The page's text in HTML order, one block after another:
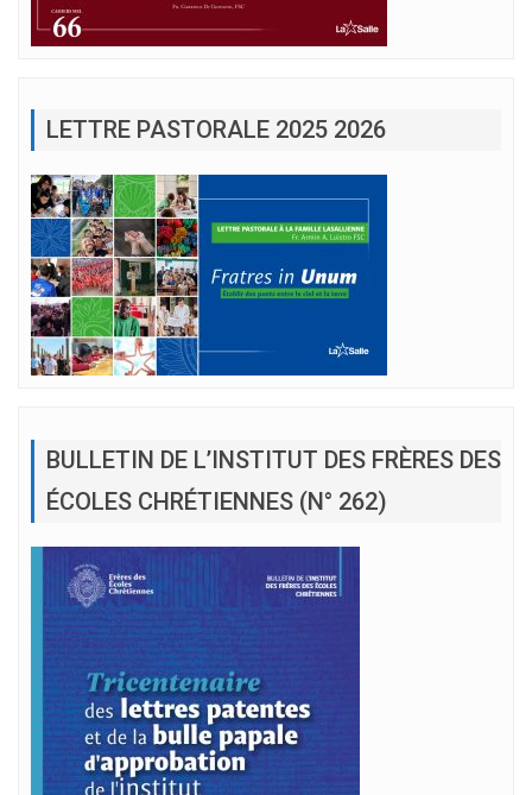
LETTRE PASTORALE 2025 2026
BULLETIN DE L’INSTITUT DES FRÈRES DES
ÉCOLES CHRÉTIENNES (N° 262)